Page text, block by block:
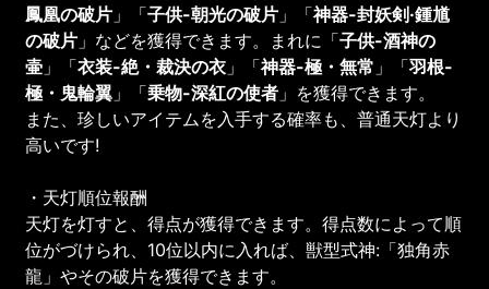
鳳凰の破片 」「子供-朝光の破片 」「神器-封妖剣·鍾馗
の破片 」などを獲得できます。まれに「子供-酒神の
壷 」「衣装-絶・裁決の衣 」「神器-極・無常 」「羽根-
極・鬼輪翼 」「乗物-深紅の使者 」を獲得できます。
また、珍しいアイテムを入手する確率も、普通天灯より
高いです!
・天灯順位報酬
天灯を灯すと、得点が獲得できます。得点数によって順
位がづけられ、10位以内に入れば、獣型式神:「独角赤
龍」やその破片を獲得できます。